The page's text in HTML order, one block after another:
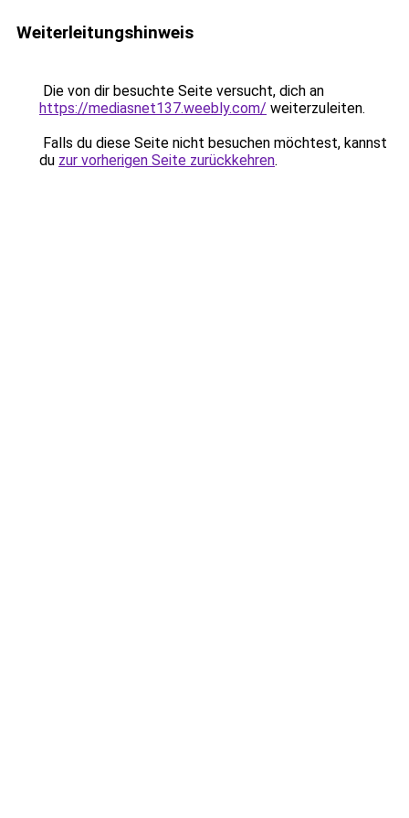
Weiterleitungshinweis
Die von dir besuchte Seite versucht, dich an
https://mediasnet137.weebly.com/ weiterzuleiten.
Falls du diese Seite nicht besuchen möchtest, kannst
du zur vorherigen Seite zurückkehren.